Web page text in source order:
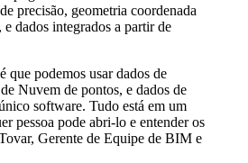
precisão, geometria coordenada
dados integrados a partir de
que podemos usar dados de
Nuvem de pontos, e dados de
software. Tudo está em um
pessoa pode abri-lo e entender os
Gerente de Equipe de BIM e